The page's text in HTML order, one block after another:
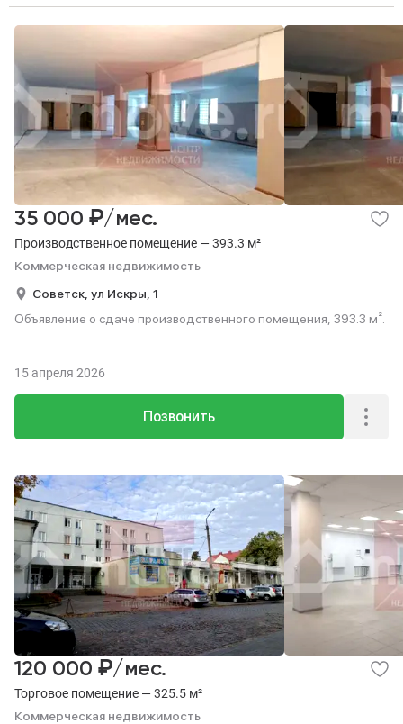
Производственное помещение — 393.3 м²
Коммерческая недвижимость
35 000 ₽/мес.
Советск, ул Искры, 1
Объявление о сдаче производственного помещения, 393.3 м².
Позвонить
15 апреля 2026
Торговое помещение — 325.5 м²
Коммерческая недвижимость
120 000 ₽/мес.